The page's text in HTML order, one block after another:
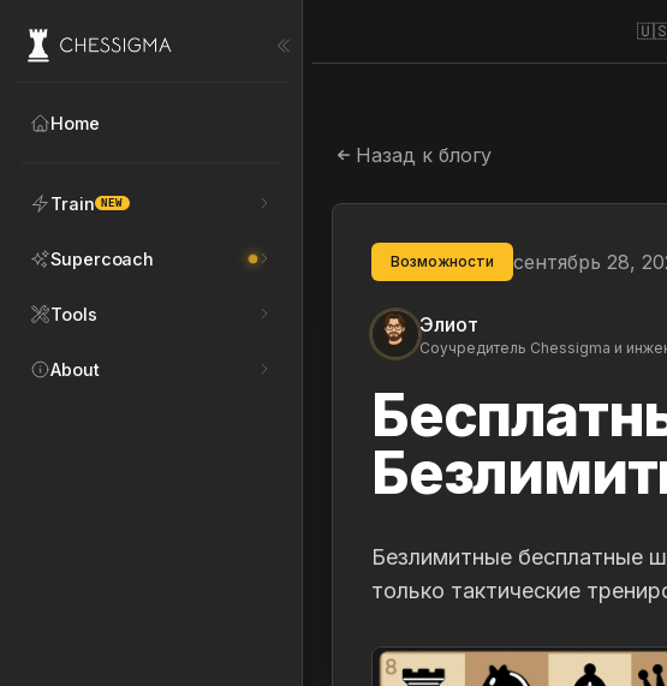
Home
Train NEW
Supercoach
Tools
About
Назад к блогу
Возможности сентябрь 28,
Элиот
Соучредитель Chessigma и
Безлимитные бесплатные
только тактические